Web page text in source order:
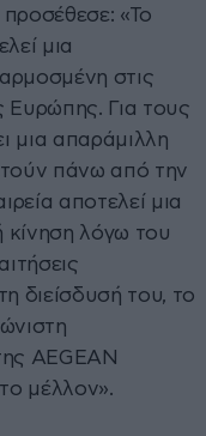
«Το
μια
στις
Ευρώπης. Για τους
μια απαράμιλλη
πάνω από την
αποτελεί μια
κίνηση λόγω του
διείσδυσή του, το
AEGEAN
μέλλον».